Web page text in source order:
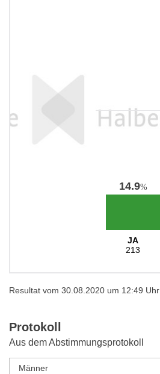
14.9%
JA
213
Resultat vom 30.08.2020 um 12:49 Uhr
Protokoll
Aus dem Abstimmungsprotokoll
Männer